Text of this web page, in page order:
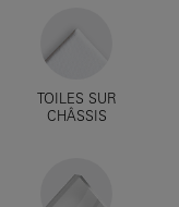
TOILES SUR
CHÂSSIS